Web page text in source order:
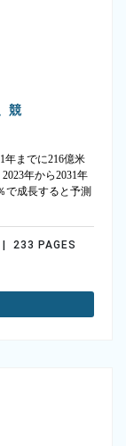
競
年までに216億米
年から2031年
で成長すると予測
233 PAGES